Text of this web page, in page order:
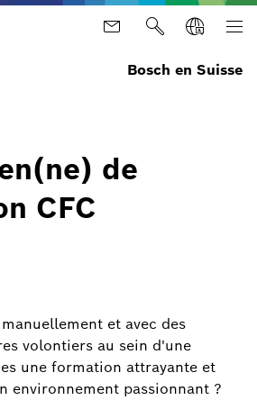
Bosch en Suisse
de
CFC
et avec des
volontiers au sein d'une
une formation attrayante et
environnement passionnant ?